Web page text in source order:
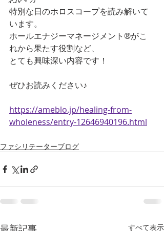
特別な日のホロスコープを読み解いて
います。
ホールエナジーマネージメント®がこ
れから果たす役割など、
とても興味深い内容です！
ぜひお読みください♪
https://ameblo.jp/healing-from-
wholeness/entry-12646940196.html
ファシリテーターブログ
最新記事 すべて表示